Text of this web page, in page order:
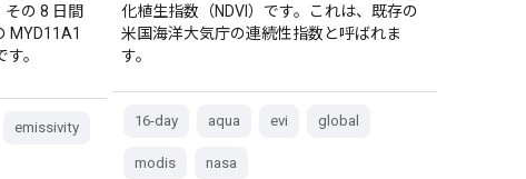
の 8 日間
MYD11A1
。
emissivity
化植生指数（NDVI）です。これは、既存の
米国海洋大気庁の連続性指数と呼ばれま
す。
16-day aqua evi global
modis nasa